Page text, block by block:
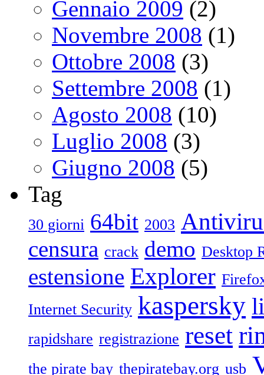
Gennaio 2009 (2)
Novembre 2008 (1)
Ottobre 2008 (3)
Settembre 2008 (1)
Agosto 2008 (10)
Luglio 2008 (3)
Giugno 2008 (5)
Tag
30 giorni 64bit 2003
censura crack demo Desktop
estensione Explorer
Internet Security kaspersky
rapidshare registrazione reset
the pirate bay thepiratebay.org usb